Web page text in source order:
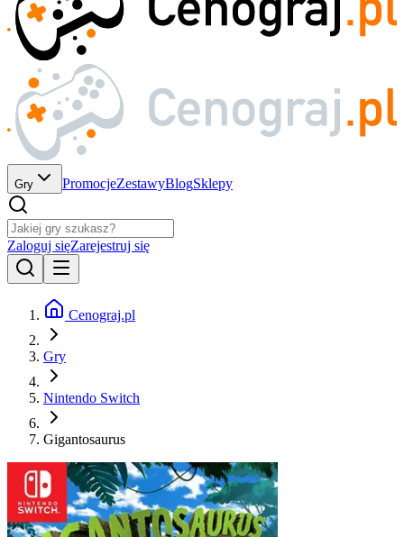
Gry PromocjeZestawyBlogSklepy
Zaloguj sięZarejestruj się
Cenograj.pl
Gry
Nintendo Switch
Gigantosaurus